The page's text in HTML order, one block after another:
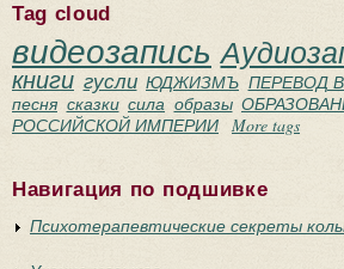
Tag cloud
видеозапись
книги гусли ЮДЖИЗМЪ ПЕРЕВОД
песня сказки сила образы
РОССИЙСКОЙ ИМПЕРИИ
More tags
Навигация по подшивке
Психотерапевтические секреты